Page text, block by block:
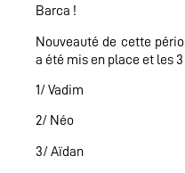
Barca !
Nouveauté de cette
a été mis en place et les
1/ Vadim
2/ Néo
3/ Aïdan